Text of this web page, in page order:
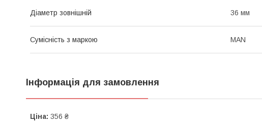
Діаметр зовнішній 36 мм
Сумісність з маркою MAN
Інформація для замовлення
Ціна: 356 ₴